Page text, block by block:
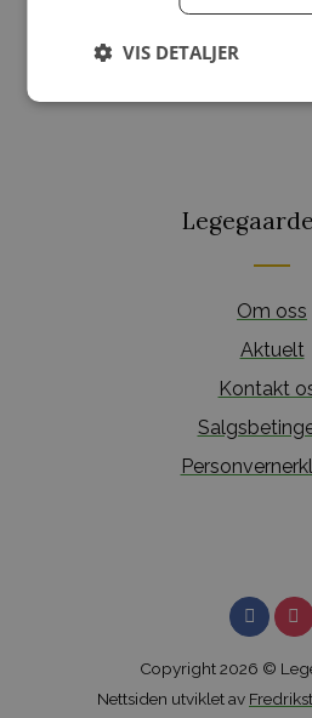
Om oss
Aktuelt
Kontakt
Copyright 2026 ©
Nettsiden utviklet av
VIS DETALJER